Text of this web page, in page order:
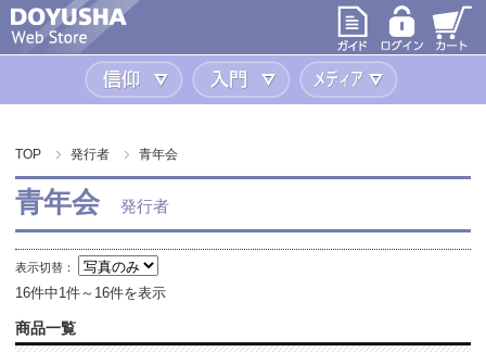
信仰 入門
TOP 発行者 青年会
青年会 発行者
表示切替：
16件中1件～16件を表示
商品一覧